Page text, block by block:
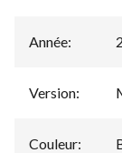
Année:
Version:
Couleur: